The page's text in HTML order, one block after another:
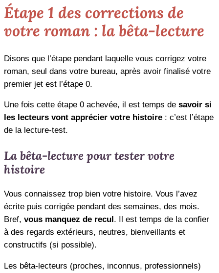
Étape 1 des corrections de
votre roman : la bêta-lecture
Disons que l’étape pendant laquelle vous corrigez votre
roman, seul dans votre bureau, après avoir finalisé votre
premier jet est l’étape 0.
Une fois cette étape 0 achevée, il est temps de savoir si
les lecteurs vont apprécier votre histoire : c’est l’étape
de la lecture-test.
La bêta-lecture pour tester votre
histoire
Vous connaissez trop bien votre histoire. Vous l’avez
écrite puis corrigée pendant des semaines, des mois.
Bref, vous manquez de recul. Il est temps de la confier
à des regards extérieurs, neutres, bienveillants et
constructifs (si possible).
Les bêta-lecteurs (proches, inconnus, professionnels)